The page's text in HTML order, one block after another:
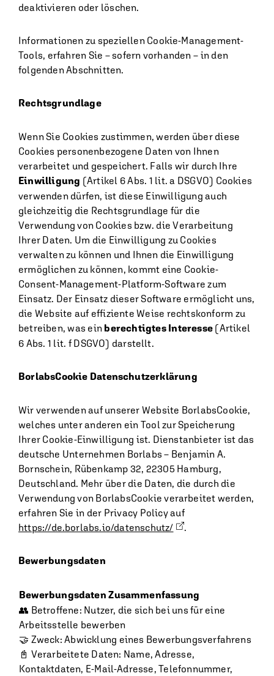
deaktivieren oder löschen.
Informationen zu speziellen Cookie-Management-
Tools, erfahren Sie – sofern vorhanden – in den
folgenden Abschnitten.
Rechtsgrundlage
Wenn Sie Cookies zustimmen, werden über diese
Cookies personenbezogene Daten von Ihnen
verarbeitet und gespeichert. Falls wir durch Ihre
Einwilligung (Artikel 6 Abs. 1 lit. a DSGVO) Cookies
verwenden dürfen, ist diese Einwilligung auch
gleichzeitig die Rechtsgrundlage für die
Verwendung von Cookies bzw. die Verarbeitung
Ihrer Daten. Um die Einwilligung zu Cookies
verwalten zu können und Ihnen die Einwilligung
ermöglichen zu können, kommt eine Cookie-
Consent-Management-Platform-Software zum
Einsatz. Der Einsatz dieser Software ermöglicht uns,
die Website auf effiziente Weise rechtskonform zu
betreiben, was ein berechtigtes Interesse(Artikel
6 Abs. 1 lit. f DSGVO) darstellt.
BorlabsCookie Datenschutzerklärung
Wir verwenden auf unserer Website BorlabsCookie,
welches unter anderen ein Tool zur Speicherung
Ihrer Cookie-Einwilligung ist. Dienstanbieter ist das
deutsche Unternehmen Borlabs – Benjamin A.
Bornschein, Rübenkamp 32, 22305 Hamburg,
Deutschland. Mehr über die Daten, die durch die
Verwendung von BorlabsCookie verarbeitet werden,
erfahren Sie in der Privacy Policy auf
https://de.borlabs.io/datenschutz/
.
Bewerbungsdaten
Bewerbungsdaten Zusammenfassung
👥 Betroffene: Nutzer, die sich bei uns für eine
Arbeitsstelle bewerben
🤝 Zweck: Abwicklung eines Bewerbungsverfahrens
📓 Verarbeitete Daten: Name, Adresse,
Kontaktdaten, E-Mail-Adresse, Telefonnummer,